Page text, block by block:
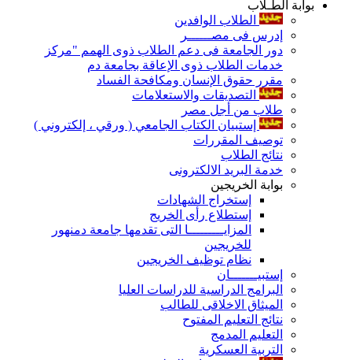
بوابة الطـلاب
الطلاب الوافدين
إدرس فى مصــــــر
دور الجامعة فى دعم الطلاب ذوى الهمم "مركز
خدمات الطلاب ذوى الإعاقة بجامعة دم
مقرر حقوق الإنسان ومكافحة الفساد
التصديقات والاستعلامات
طلاب من أجل مصر
إستبيان الكتاب الجامعي ( ورقي ، إلكتروني )
توصيف المقررات
نتائج الطلاب
خدمة البريد الالكترونى
بوابة الخريجين
إستخراج الشهادات
إستطلاع رأى الخريج
المزايـــــــــا التى تقدمها جامعة دمنهور
للخريجين
نظام توظيف الخريجين
إستبيـــــــان
البرامج الدراسية للدراسات العليا
الميثاق الاخلاقى للطالب
نتائج التعليم المفتوح
التعليم المدمج
التربية العسكرية